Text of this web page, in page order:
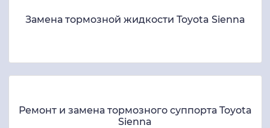
Замена тормозной жидкости Toyota Sienna
Ремонт и замена тормозного суппорта Toyota
Sienna